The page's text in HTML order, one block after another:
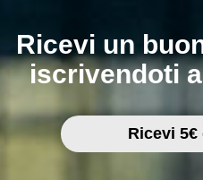
Ricevi un
iscrivendoti
Ricevi